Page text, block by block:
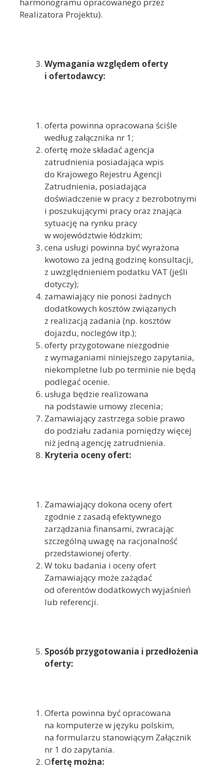
harmonogramu opracowanego przez
Realizatora Projektu).
Wymagania względem oferty
i ofertodawcy:
oferta powinna opracowana ściśle
według załącznika nr 1;
ofertę może składać agencja
zatrudnienia posiadająca wpis
do Krajowego Rejestru Agencji
Zatrudnienia, posiadająca
doświadczenie w pracy z bezrobotnymi
i poszukującymi pracy oraz znająca
sytuację na rynku pracy
w województwie łódzkim;
cena usługi powinna być wyrażona
kwotowo za jedną godzinę konsultacji,
z uwzględnieniem podatku VAT (jeśli
dotyczy);
zamawiający nie ponosi żadnych
dodatkowych kosztów związanych
z realizacją zadania (np. kosztów
dojazdu, noclegów itp.);
oferty przygotowane niezgodnie
z wymaganiami niniejszego zapytania,
niekompletne lub po terminie nie będą
podlegać ocenie.
usługa będzie realizowana
na podstawie umowy zlecenia;
Zamawiający zastrzega sobie prawo
do podziału zadania pomiędzy więcej
niż jedną agencję zatrudnienia.
Kryteria oceny ofert:
Zamawiający dokona oceny ofert
zgodnie z zasadą efektywnego
zarządzania finansami, zwracając
szczególną uwagę na racjonalność
przedstawionej oferty.
W toku badania i oceny ofert
Zamawiający może zażądać
od oferentów dodatkowych wyjaśnień
lub referencji.
Sposób przygotowania i przedłożenia
oferty:
Oferta powinna być opracowana
na komputerze w języku polskim,
na formularzu stanowiącym Załącznik
nr 1 do zapytania.
Ofertę można: